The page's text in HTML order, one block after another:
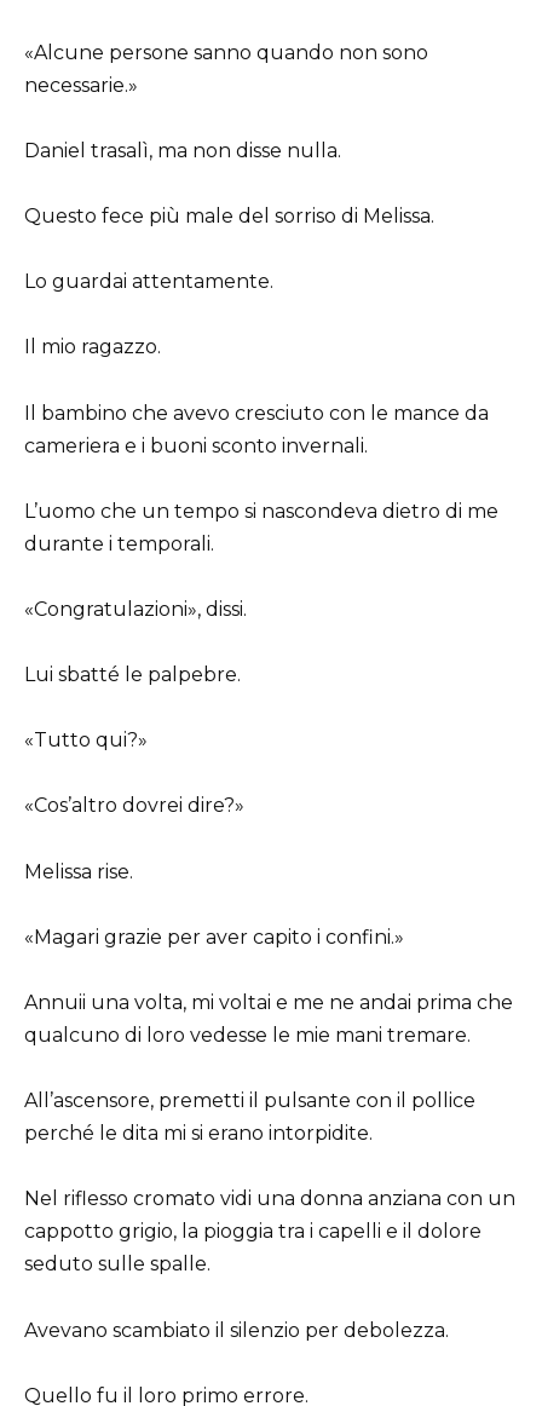
«Alcune persone sanno quando non sono
necessarie.»
Daniel trasalì, ma non disse nulla.
Questo fece più male del sorriso di Melissa.
Lo guardai attentamente.
Il mio ragazzo.
Il bambino che avevo cresciuto con le mance da
cameriera e i buoni sconto invernali.
L’uomo che un tempo si nascondeva dietro di me
durante i temporali.
«Congratulazioni», dissi.
Lui sbatté le palpebre.
«Tutto qui?»
«Cos’altro dovrei dire?»
Melissa rise.
«Magari grazie per aver capito i confini.»
Annuii una volta, mi voltai e me ne andai prima che
qualcuno di loro vedesse le mie mani tremare.
All’ascensore, premetti il pulsante con il pollice
perché le dita mi si erano intorpidite.
Nel riflesso cromato vidi una donna anziana con un
cappotto grigio, la pioggia tra i capelli e il dolore
seduto sulle spalle.
Avevano scambiato il silenzio per debolezza.
Quello fu il loro primo errore.